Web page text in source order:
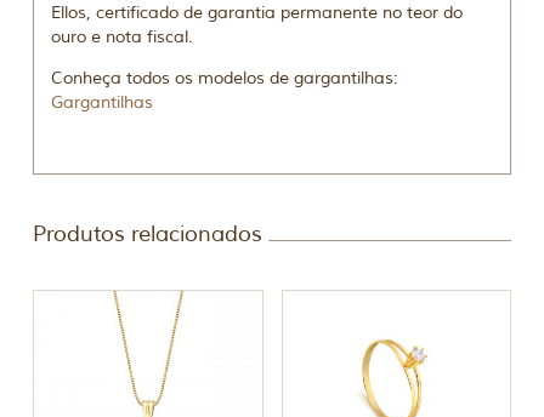
Ellos, certificado de garantia permanente no teor do
ouro e nota fiscal.
Conheça todos os modelos de gargantilhas:
Gargantilhas
Produtos relacionados